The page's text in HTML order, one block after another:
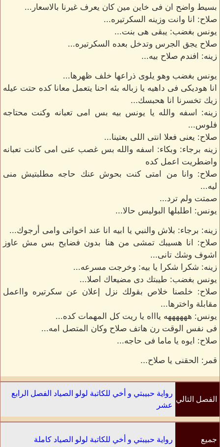
بسيط واضح ان فى خاين مين كان يعرف غيرنا بالاسعار...
صلاح: انا وانت وزينه السكرتيره...
يونس بغضب: يبقى هى بنت...
صلاح يجق الجرس وتدخل بعده السكرتيره...
زينه: افندم صلاح بيه...
يونس بغضب وهو يلوى ذراعها خلف ظهرها...
انا هوديكى فى داهيه يا زباله بئه احنا يتعمل معانا كده حتت عيله
زيك تخسرنا انا هحبسك...
زينه: اسفه والله يا يونس بيه بس امى تعبانه وكنت محتاجه
فلوس...
صلاح: يعنى فعلا انتى اللى بعتينا...
زينه برجاء: وبكاء: اسفه والله بس غصب عنى امى كانت تعبانه
واضطريت اعمل كده
صلاح: وانا من امتى كنت بحوش عنك حاجه مطلبتيش منى
ليه...
صمتت ولم ترد...
يونس: اطلبلها البوليس حالا...
زينه: برجاء: بلاش والنبي يا ابيه انا عند اخواتى وامى أرجوك...
صلاح: انا هسيبك تمشى من هنا بدون فضايح بس مش عاوز
اشوف وشك تانى...
زينه: شكرا شكرا يا بيه: وخرجت مسرعه...
يونس بغضب: طيبتك دى مضيعاك اصلا...
صلاح: خلصنا خلاص بقولك نزل إعلان عن سكرتيره وااعمل
مقابلة واخترها...
يونس: ههههههه ياااه يا ريت كل المهمات كده...
فى نفس الوقت رن هاتف صلاح وكان المتصل امه...
صلاح: ايوه يا ماما فى حاجه...
قمر: الحقنى يا صلاح...
الفصل التالي
رواية حبيبتي و أخي للكاتبة لولو الصياد الفصل الرابع
عشر
جميع رواية حبيبتي و أخي للكاتبة لولو الصياد كاملة